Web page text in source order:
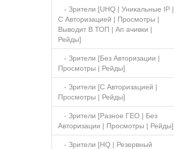
- Зрители [UHQ | Уникальные IP |
С Авторизацией | Просмотры |
Выводит В ТОП | Ап ачивки |
Рейды]
- Зрители [Без Авторизации |
Просмотры | Рейды]
- Зрители [С Авторизацией |
Просмотры | Рейды]
- Зрители [Разное ГЕО | Без
Авторизации | Просмотры | Рейды]
- Зрители [HQ | Резервный